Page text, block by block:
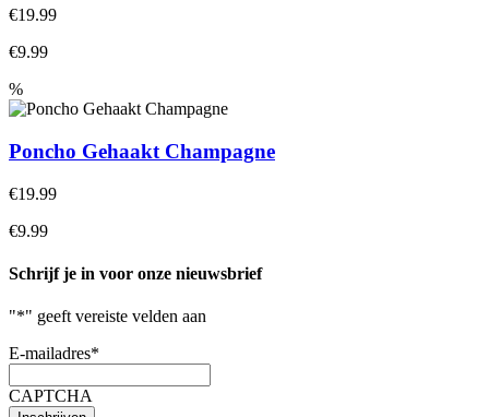
€19.99
€9.99
%
Poncho Gehaakt Champagne
€19.99
€9.99
Schrijf je in voor onze nieuwsbrief
"*" geeft vereiste velden aan
E-mailadres*
CAPTCHA